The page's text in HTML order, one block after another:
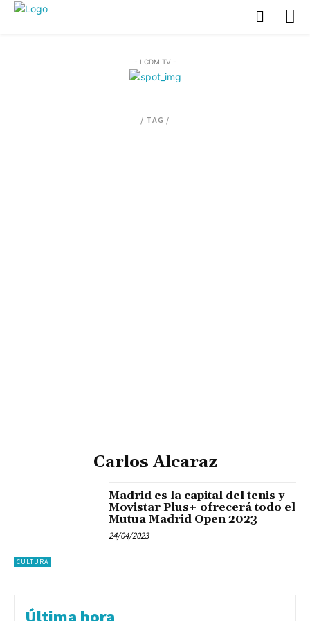
- LCDM TV -
/ TAG /
Carlos Alcaraz
CULTURA
Madrid es la capital del tenis y
Movistar Plus+ ofrecerá todo el
Mutua Madrid Open 2023
24/04/2023
Última hora